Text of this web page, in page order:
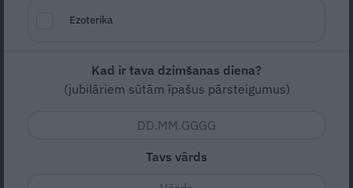
FOTO: Kā patiesībā Masims Galkins
iekaroja Pugačovas sirdi. Viņš svin 50.
Ezoterika
Kad ir tava dzimšanas diena?
(jubilāriem sūtām īpašus pārsteigumus)
Tavs vārds